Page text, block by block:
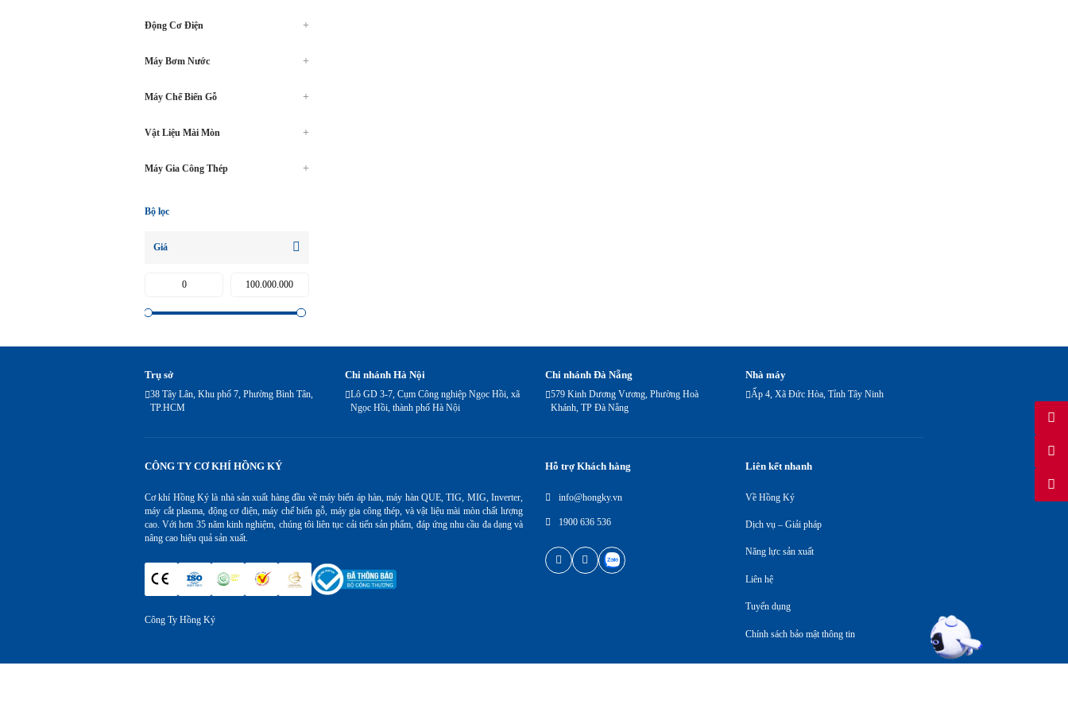
Động Cơ Điện
Máy Bơm Nước
Máy Chế Biến Gỗ
Vật Liệu Mài Mòn
Máy Gia Công Thép
Bộ lọc
Giá
Trụ sở
38 Tây Lân, Khu phố 7, Phường Bình Tân,
TP.HCM
Chi nhánh Hà Nội
Lô GD 3-7, Cụm Công nghiệp Ngọc Hồi, xã
Ngọc Hồi, thành phố Hà Nội
Chi nhánh Đà Nẵng
579 Kinh Dương Vương, Phường Hoà
Khánh, TP Đà Nẵng
Nhà máy
Ấp 4, Xã Đức Hòa, Tỉnh Tây Ninh
CÔNG TY CƠ KHÍ HỒNG KÝ
Cơ khí Hồng Ký là nhà sản xuất hàng đầu về máy biến áp hàn, máy hàn QUE, TIG, MIG, Inverter,
máy cắt plasma, động cơ điện, máy chế biến gỗ, máy gia công thép, và vật liệu mài mòn chất lượng
cao. Với hơn 35 năm kinh nghiệm, chúng tôi liên tục cải tiến sản phẩm, đáp ứng nhu cầu đa dạng và
nâng cao hiệu quả sản xuất.
Công Ty Hồng Ký
Hỗ trợ Khách hàng
info@hongky.vn
1900 636 536
Liên kết nhanh
Về Hồng Ký
Dịch vụ – Giải pháp
Năng lực sản xuất
Liên hệ
Tuyển dụng
Chính sách bảo mật thông tin